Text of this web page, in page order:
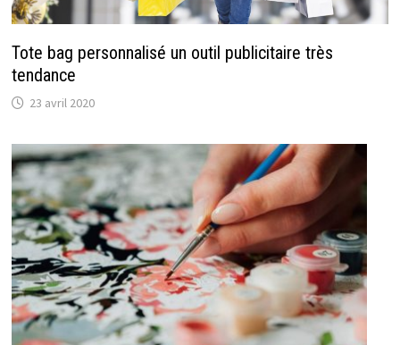
Tote bag personnalisé un outil publicitaire très
tendance
23 avril 2020